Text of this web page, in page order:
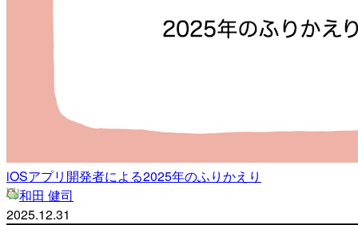
iOSアプリ開発者による2025年のふりかえり
和田 健司
2025.12.31